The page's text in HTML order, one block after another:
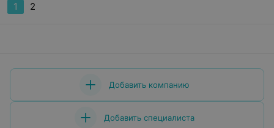
1 2
Добавить компанию
Добавить специалиста